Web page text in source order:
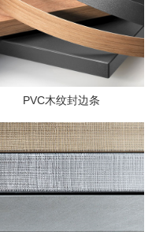
PVC木纹封边条